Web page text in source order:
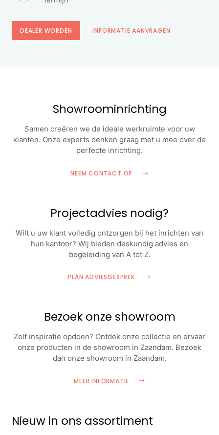
DEALER WORDEN INFORMATIE AANVRAGEN
Showroominrichting
Samen creëren we de ideale werkruimte voor uw
klanten. Onze experts denken graag met u mee over de
perfecte inrichting.
NEEM CONTACT OP
Projectadvies nodig?
Wilt u uw klant volledig ontzorgen bij het inrichten van
hun kantoor? Wij bieden deskundig advies en
begeleiding van A tot Z.
PLAN ADVIESGESPREK
Bezoek onze showroom
Zelf inspiratie opdoen? Ontdek onze collectie en ervaar
onze producten in de showroom in Zaandam. Bezoek
dan onze showroom in Zaandam.
MEER INFORMATIE
Nieuw in ons assortiment